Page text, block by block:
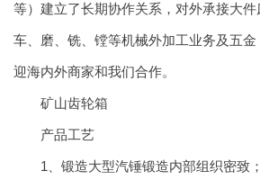
等）建立了长期协作关系，对外承接大
车、磨、铣、镗等机械外加工业务及五
迎海内外商家和我们合作。
矿山齿轮箱
产品工艺
1、锻造大型汽锤锻造内部组织密致；